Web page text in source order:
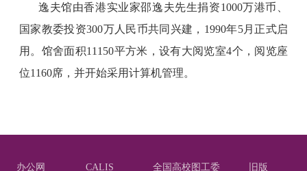
逸夫馆由香港实业家邵逸夫先生捐资1000万港币、
国家教委投资300万人民币共同兴建， 1990年5月正式启
用。馆舍面积11150平方米，设有大阅览室4个，阅览座
位1160席，并开始采用计算机管理。
办公网 CALIS 全国高校图工委 旧版